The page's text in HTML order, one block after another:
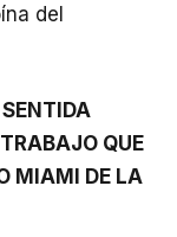
del
QUE
MIAMI DE LA